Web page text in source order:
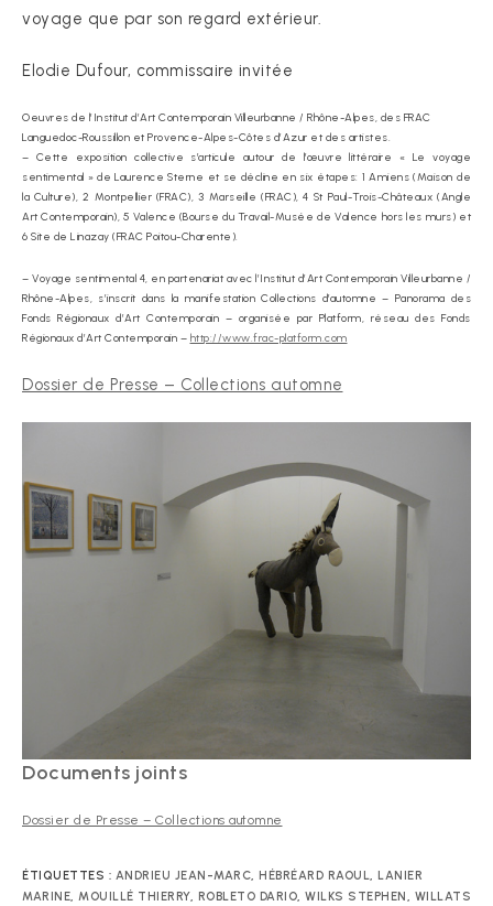
voyage que par son regard extérieur.
Elodie Dufour, commissaire invitée
Oeuvres de l’Institut d’Art Contemporain Villeurbanne / Rhône-Alpes, des FRAC
Languedoc-Roussillon et Provence-Alpes-Côtes d’Azur et des artistes.
– Cette exposition collective s’articule autour de l’œuvre littéraire « Le voyage
sentimental » de Laurence Sterne et se décline en six étapes: 1 Amiens (Maison de
la Culture), 2 Montpellier (FRAC), 3 Marseille (FRAC), 4 St Paul-Trois-Châteaux (Angle
Art Contemporain), 5 Valence (Bourse du Travail-Musée de Valence hors les murs) et
6 Site de Linazay (FRAC Poitou-Charente).
– Voyage sentimental 4, en partenariat avec l’Institut d’Art Contemporain Villeurbanne /
Rhône-Alpes, s’inscrit dans la manifestation Collections d’automne – Panorama des
Fonds Régionaux d’Art Contemporain – organisée par Platform, réseau des Fonds
Régionaux d’Art Contemporain – http://www.frac-platform.com
Dossier de Presse – Collections automne
Documents joints
Dossier de Presse – Collections automne
ÉTIQUETTES : ANDRIEU JEAN-MARC, HÉBRÉARD RAOUL, LANIER
MARINE, MOUILLÉ THIERRY, ROBLETO DARIO, WILKS STEPHEN , WILLATS